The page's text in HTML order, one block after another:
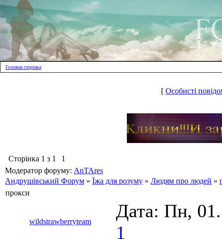
Головна сторінка
[ Особисті
Сторінка 1 з 1
1
Модератор форуму: AnTAres
Андрушівський Форум » Їжа для розуму » Людям про людей »
прокси
wildstrawberryteam
Дата: Пн,
1